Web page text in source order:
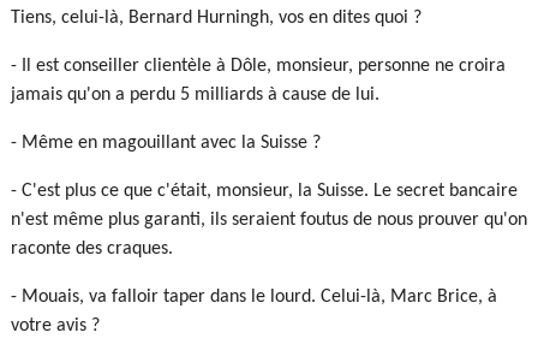
Tiens, celui-là, Bernard Hurningh, vos en dites quoi ?
- Il est conseiller clientèle à Dôle, monsieur, personne ne croira
jamais qu'on a perdu 5 milliards à cause de lui.
- Même en magouillant avec la Suisse ?
- C'est plus ce que c'était, monsieur, la Suisse. Le secret bancaire
n'est même plus garanti, ils seraient foutus de nous prouver qu'on
raconte des craques.
- Mouais, va falloir taper dans le lourd. Celui-là, Marc Brice, à
votre avis ?